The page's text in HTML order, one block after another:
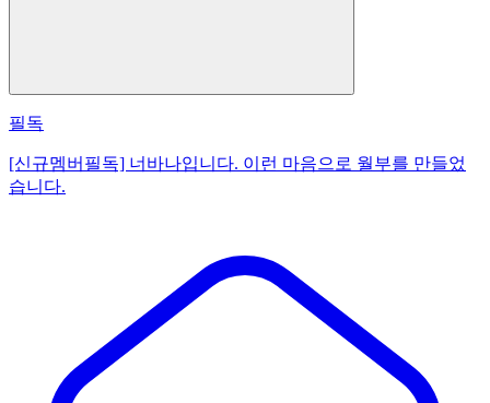
필독
[신규멤버필독] 너바나입니다. 이런 마음으로 월부를 만들었
습니다.